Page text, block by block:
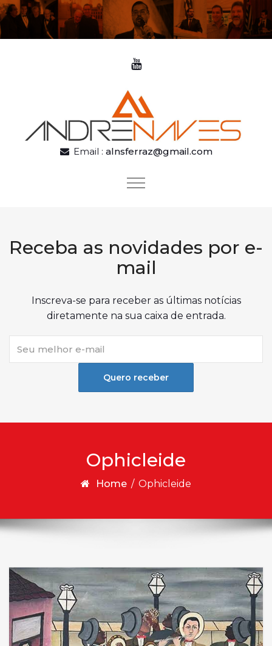
Skip to content
Email : alnsferraz@gmail.com
Toggle
Receba as novidades por e-
mail
Inscreva-se para receber as últimas notícias
diretamente na sua caixa de entrada.
Quero receber
Ophicleide
Home / Ophicleide